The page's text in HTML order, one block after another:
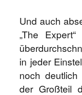
Und auch
„The
in jeder
noch
der Großteil